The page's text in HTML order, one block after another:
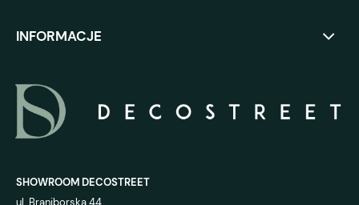
INFORMACJE
SHOWROOM DECOSTREET
ul. Braniborska 44